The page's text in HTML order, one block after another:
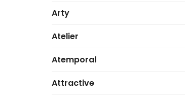
Arty
Atelier
Atemporal
Attractive